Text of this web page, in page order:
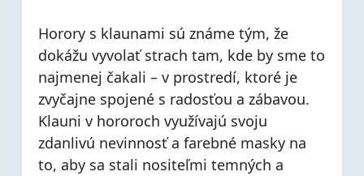
Horory s klaunami sú známe tým, že
dokážu vyvolať strach tam, kde by sme to
najmenej čakali – v prostredí, ktoré je
zvyčajne spojené s radosťou a zábavou.
Klauni v hororoch využívajú svoju
zdanlivú nevinnosť a farebné masky na
to, aby sa stali nositeľmi temných a